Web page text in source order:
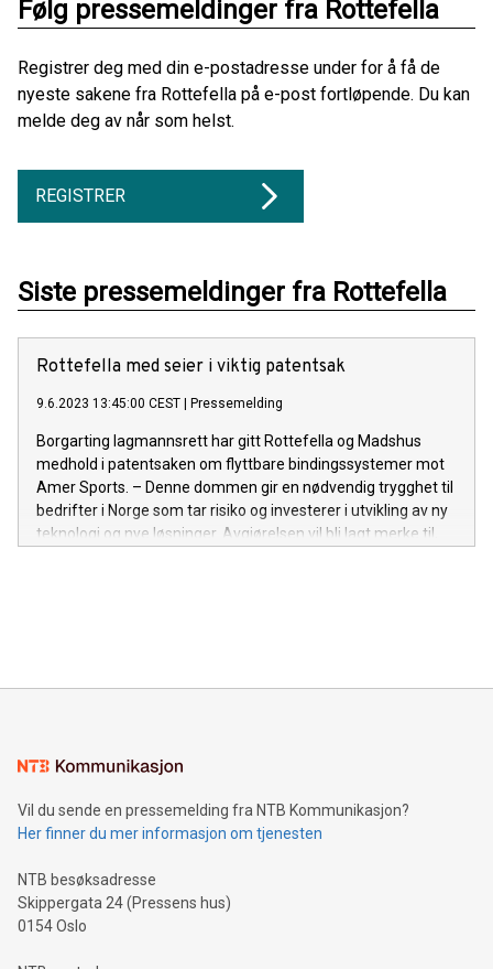
Følg pressemeldinger fra Rottefella
Registrer deg med din e-postadresse under for å få de
nyeste sakene fra Rottefella på e-post fortløpende. Du kan
melde deg av når som helst.
REGISTRER
Siste pressemeldinger fra Rottefella
Rottefella med seier i viktig patentsak
9.6.2023 13:45:00 CEST Pressemelding
Borgarting lagmannsrett har gitt Rottefella og Madshus
medhold i patentsaken om flyttbare bindingssystemer mot
Amer Sports. – Denne dommen gir en nødvendig trygghet til
bedrifter i Norge som tar risiko og investerer i utvikling av ny
teknologi og nye løsninger. Avgjørelsen vil bli lagt merke til,
Vil du sende en pressemelding fra NTB Kommunikasjon?
Her finner du mer informasjon om tjenesten
NTB besøksadresse
Skippergata 24 (Pressens hus)
0154 Oslo